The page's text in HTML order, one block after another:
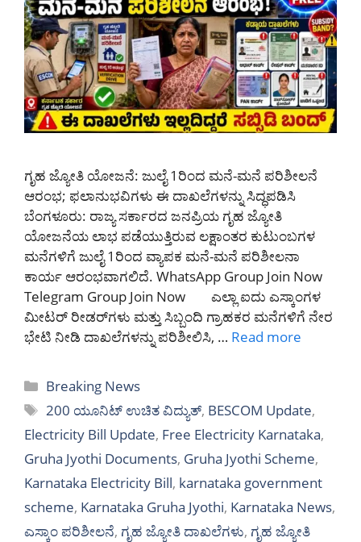
ಗೃಹ ಜ್ಯೋತಿ ಯೋಜನೆ: ಜುಲೈ 1ರಿಂದ ಮನೆ-ಮನೆ ಪರಿಶೀಲನೆ
ಆರಂಭ; ಫಲಾನುಭವಿಗಳು ಈ ದಾಖಲೆಗಳನ್ನು ಸಿದ್ಧಪಡಿಸಿ
ಬೆಂಗಳೂರು: ರಾಜ್ಯ ಸರ್ಕಾರದ ಜನಪ್ರಿಯ ಗೃಹ ಜ್ಯೋತಿ
ಯೋಜನೆಯ ಲಾಭ ಪಡೆಯುತ್ತಿರುವ ಲಕ್ಷಾಂತರ ಕುಟುಂಬಗಳ
ಮನೆಗಳಿಗೆ ಜುಲೈ 1ರಿಂದ ವ್ಯಾಪಕ ಮನೆ-ಮನೆ ಪರಿಶೀಲನಾ
ಕಾರ್ಯ ಆರಂಭವಾಗಲಿದೆ. WhatsApp Group Join Now
Telegram Group Join Now ಎಲ್ಲಾ ಐದು ಎಸ್ಕಾಂಗಳ
ಮೀಟರ್ ರೀಡರ್‌ಗಳು ಮತ್ತು ಸಿಬ್ಬಂದಿ ಗ್ರಾಹಕರ ಮನೆಗಳಿಗೆ ನೇರ
ಭೇಟಿ ನೀಡಿ ದಾಖಲೆಗಳನ್ನು ಪರಿಶೀಲಿಸಿ, … Read more
Categories
Breaking News
Tags
200 ಯೂನಿಟ್ ಉಚಿತ ವಿದ್ಯುತ್, BESCOM Update,
Electricity Bill Update, Free Electricity Karnataka,
Gruha Jyothi Documents, Gruha Jyothi Scheme,
Karnataka Electricity Bill, karnataka government
scheme, Karnataka Gruha Jyothi, Karnataka News,
ಎಸ್ಕಾಂ ಪರಿಶೀಲನೆ, ಗೃಹ ಜ್ಯೋತಿ ದಾಖಲೆಗಳು, ಗೃಹ ಜ್ಯೋತಿ